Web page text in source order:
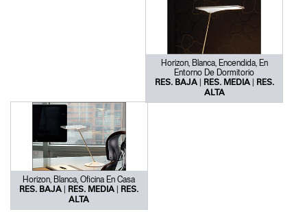
Horizon, Blanca, Encendida, En
Entorno De Dormitorio
RES. BAJA | RES. MEDIA | RES.
ALTA
Horizon, Blanca, Oficina En Casa
RES. BAJA | RES. MEDIA | RES.
ALTA